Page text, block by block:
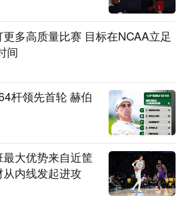
多高质量比赛 目标在NCAA立足
间
杆领先首轮 赫伯
大优势来自近筐
内线发起进攻